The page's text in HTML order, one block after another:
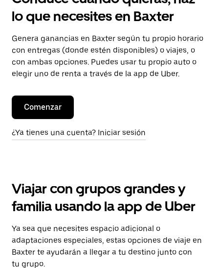
lo que necesites en Baxter
Genera ganancias en Baxter según tu propio horario
con entregas (donde estén disponibles) o viajes, o
con ambas opciones. Puedes usar tu propio auto o
elegir uno de renta a través de la app de Uber.
Comenzar
¿Ya tienes una cuenta? Iniciar sesión
Viajar con grupos grandes y
familia usando la app de Uber
Ya sea que necesites espacio adicional o
adaptaciones especiales, estas opciones de viaje en
Baxter te ayudarán a llegar a tu destino junto con
tu grupo.